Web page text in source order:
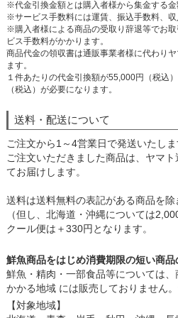
※代金引換金額とは購入者様から集金する金
※サービス手数料には運賃、振込手数料、収
※購入者様による商品の受取り辞退等でお
ビス手数料がかかります。
商品代金の領収書は通販事業者様に代わり
ます。
１件あたりの代金引換額が55,000円（税込
（税込）が必要になります。
送料・配送について
ご注文から1～4営業日で発送いたしま
ご注文いただきました商品は、ヤマ
てお届けします。
送料は送料無料の表記がある商品を除
（但し、北海道・沖縄については
クール便は＋330円となります。
鮮魚商品をはじめ消費期限の短い商品
鮮魚・精肉・一部食品等については
かかる地域 には販売しておりません
【対象地域】